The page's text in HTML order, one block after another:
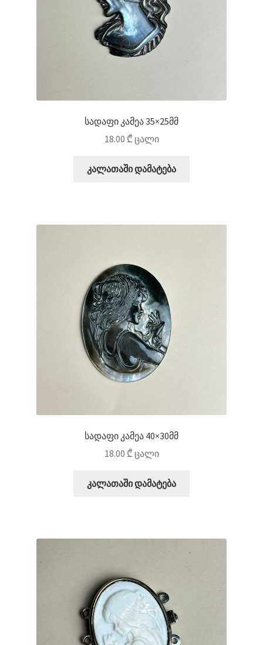
სადაფი კამეა 35×25მმ
18.00 ₾ცალი
კალათაში დამატება
სადაფი კამეა 40×30მმ
18.00 ₾ცალი
კალათაში დამატება